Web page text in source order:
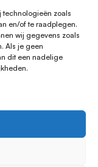
technologieën zoals
en/of te raadplegen.
wij gegevens zoals
Als je geen
dit een nadelige